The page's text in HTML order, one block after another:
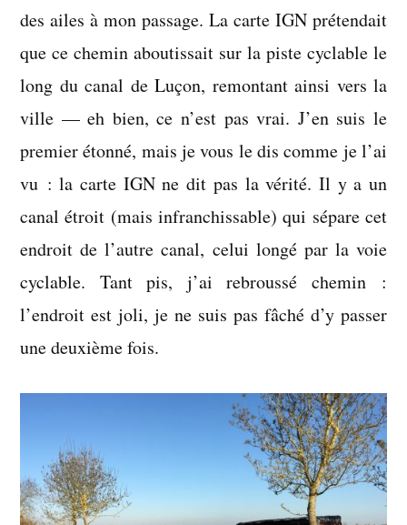
des ailes à mon passage. La carte IGN prétendait
que ce chemin aboutissait sur la piste cyclable le
long du canal de Luçon, remontant ainsi vers la
ville — eh bien, ce n’est pas vrai. J’en suis le
premier étonné, mais je vous le dis comme je l’ai
vu : la carte IGN ne dit pas la vérité. Il y a un
canal étroit (mais infranchissable) qui sépare cet
endroit de l’autre canal, celui longé par la voie
cyclable. Tant pis, j’ai rebroussé chemin :
l’endroit est joli, je ne suis pas fâché d’y passer
une deuxième fois.